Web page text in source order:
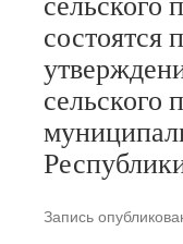
сельского
Запись